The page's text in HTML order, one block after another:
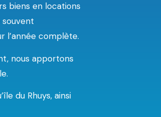
biens en locations
souvent
l’année complète.
nous apportons
du Rhuys, ainsi